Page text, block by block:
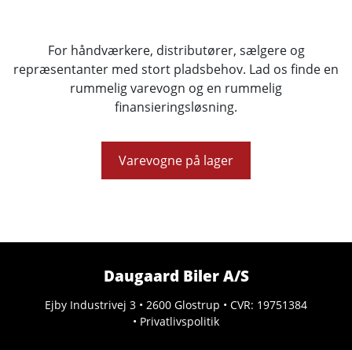
For håndværkere, distributører, sælgere og
repræsentanter med stort pladsbehov. Lad os finde en
rummelig varevogn og en rummelig
finansieringsløsning.
Varevogne på lager
Daugaard Biler A/S
Ejby Industrivej 3 • 2600 Glostrup • CVR: 19751384
• Privatlivspolitik